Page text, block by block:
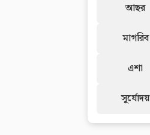
আছর
মাগরিব
এশা
সূর্যোদয়